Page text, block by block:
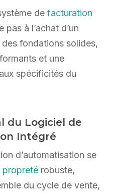
de facturation
pas à l’achat d’un
fondations solides,
et une
spécificités du
du Logiciel de
Intégré
d’automatisation se
propretérobuste,
du cycle de vente,